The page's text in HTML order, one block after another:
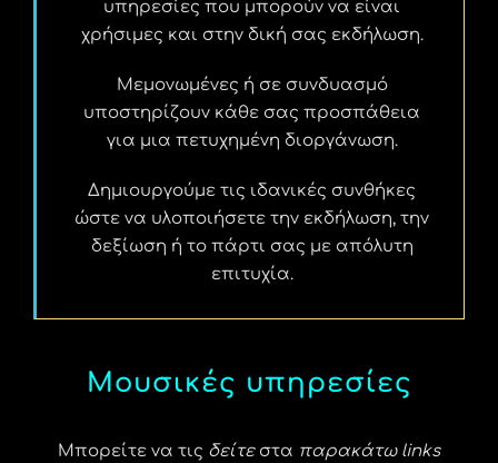
υπηρεσίες που μπορούν να είναι
χρήσιμες και στην δική σας εκδήλωση.
Μεμονωμένες ή σε συνδυασμό
υποστηρίζουν κάθε σας προσπάθεια
για μια πετυχημένη διοργάνωση.
Δημιουργούμε τις ιδανικές συνθήκες
ώστε να υλοποιήσετε την εκδήλωση, την
δεξίωση ή το πάρτι σας με απόλυτη
επιτυχία.
Μουσικές υπηρεσίες
Μπορείτε να τις δείτεστα παρακάτω links